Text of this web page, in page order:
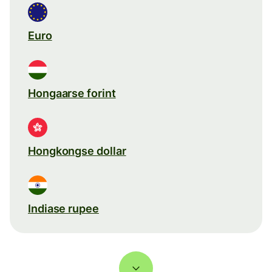
Euro
Hongaarse forint
Hongkongse dollar
Indiase rupee